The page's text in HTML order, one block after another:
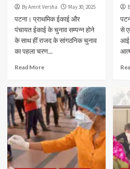
By Amrit Versha May 30, 2025
पटना। प्राथमिक ईकाई और
पंचायत ईकाई के चुनाव सम्पन्न होने
के साथ हीं राजद के सांगठनिक चुनाव
का पहला चरण...
Read More
से
आई